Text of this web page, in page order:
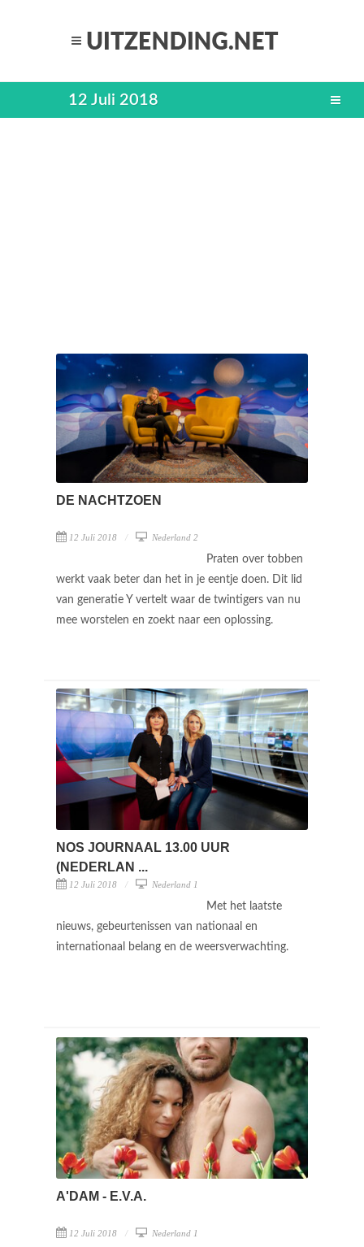
12 Juli 2018
DE NACHTZOEN
12 Juli 2018 Nederland 2
Praten over tobben
werkt vaak beter dan het in je eentje doen. Dit lid
van generatie Y vertelt waar de twintigers van nu
mee worstelen en zoekt naar een oplossing.
NOS JOURNAAL 13.00 UUR
(NEDERLAN ...
12 Juli 2018 Nederland 1
Met het laatste
nieuws, gebeurtenissen van nationaal en
internationaal belang en de weersverwachting.
A'DAM - E.V.A.
12 Juli 2018 Nederland 1